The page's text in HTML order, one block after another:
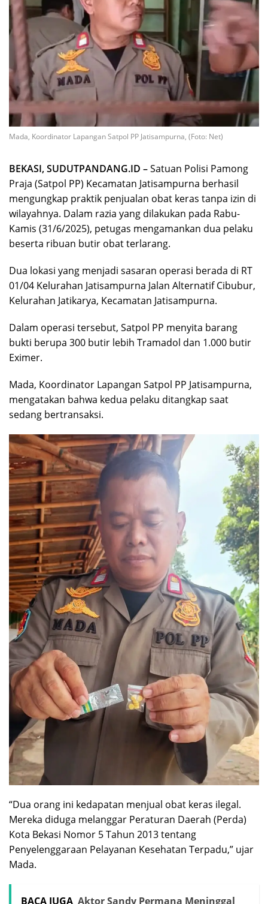
Mada, Koordinator Lapangan Satpol PP Jatisampurna, (Foto: Net)
BEKASI, SUDUTPANDANG.ID –Satuan Polisi Pamong
Praja (Satpol PP) Kecamatan Jatisampurna berhasil
mengungkap praktik penjualan obat keras tanpa izin di
wilayahnya. Dalam razia yang dilakukan pada Rabu-
Kamis (31/6/2025), petugas mengamankan dua pelaku
beserta ribuan butir obat terlarang.
Dua lokasi yang menjadi sasaran operasi berada di RT
01/04 Kelurahan Jatisampurna Jalan Alternatif Cibubur,
Kelurahan Jatikarya, Kecamatan Jatisampurna.
Dalam operasi tersebut, Satpol PP menyita barang
bukti berupa 300 butir lebih Tramadol dan 1.000 butir
Eximer.
Mada, Koordinator Lapangan Satpol PP Jatisampurna,
mengatakan bahwa kedua pelaku ditangkap saat
sedang bertransaksi.
“Dua orang ini kedapatan menjual obat keras ilegal.
Mereka diduga melanggar Peraturan Daerah (Perda)
Kota Bekasi Nomor 5 Tahun 2013 tentang
Penyelenggaraan Pelayanan Kesehatan Terpadu,” ujar
Mada.
BACA JUGA Aktor Sandy Permana Meninggal